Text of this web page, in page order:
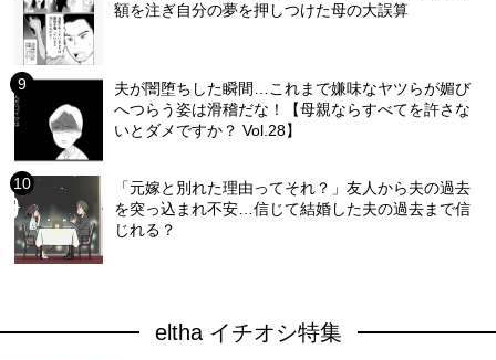
額を注ぎ自分の夢を押しつけた母の大誤算
夫が闇堕ちした瞬間…これまで嫌味なヤツらが媚び
へつらう姿は滑稽だな！【母親ならすべてを許さな
いとダメですか？ Vol.28】
「元嫁と別れた理由ってそれ？」友人から夫の過去
を突っ込まれ不安…信じて結婚した夫の過去まで信
じれる？
eltha イチオシ特集